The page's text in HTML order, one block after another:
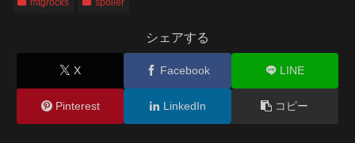
mtgrocks spoiler
シェアする
X Facebook LINE
Pinterest LinkedIn コピー